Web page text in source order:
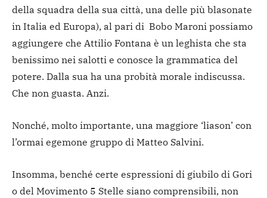
della squadra della sua città, una delle più blasonate
in Italia ed Europa), al pari di Bobo Maroni possiamo
aggiungere che Attilio Fontana è un leghista che sta
benissimo nei salotti e conosce la grammatica del
potere. Dalla sua ha una probità morale indiscussa.
Che non guasta. Anzi.
Nonché, molto importante, una maggiore ‘liason’ con
l’ormai egemone gruppo di Matteo Salvini.
Insomma, benché certe espressioni di giubilo di Gori
o del Movimento 5 Stelle siano comprensibili, non